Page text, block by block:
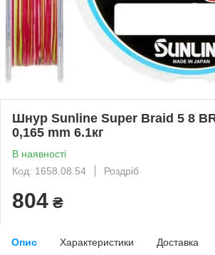
Шнур Sunline Super Braid 5 8
0,165 mm 6.1кг
В наявності
Код: 1658.08.54
Роздріб
804 ₴
Опис Характеристики Доставка